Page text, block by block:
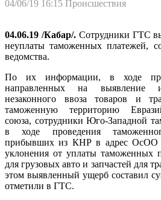
04/06/19 16:15 Происшествия
04.06.19 /Кабар/.Сотрудники ГТС
неуплаты таможенных платежей,
ведомства.
По их информации, в ходе
направленных на выявление
незаконного ввоза товаров и
таможенную территорию
союза, сотрудники Юго-Западной
в ходе проведения
прибывших из КНР в адрес ОсОО
уклонения от уплаты таможенных
для грузовых авто и запчастей для
этом выявленный ущерб составил
отметили в ГТС.